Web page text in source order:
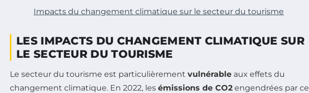
Impacts du changement climatique sur le secteur du tourisme
LES IMPACTS DU CHANGEMENT CLIMATIQUE SUR
LE SECTEUR DU TOURISME
Le secteur du tourisme est particulièrement vulnérable aux effets du
changement climatique. En 2022, les émissions de CO2 engendrées par ce